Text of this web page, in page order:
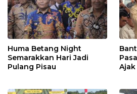
Huma Betang Night
Semarakkan Hari Jadi
Pulang Pisau